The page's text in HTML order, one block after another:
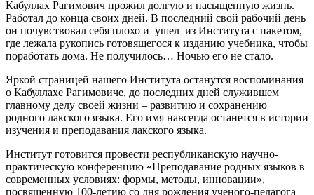
Кабуллах Рагимович прожил долгую и насыщенную жизнь.
Работал до конца своих дней. В последний свой рабочий день
он почувствовал себя плохо и ушел из Института с пакетом,
где лежала рукопись готовящегося к изданию учебника, чтобы
поработать дома. Не получилось… Ночью его не стало.
Яркой страницей нашего Института останутся воспоминания
о Кабуллахе Рагимовиче, до последних дней служившем
главному делу своей жизни – развитию и сохранению
родного лакского языка. Его имя навсегда останется в истории
изучения и преподавания лакского языка.
Институт готовится провести республиканскую научно-
практическую конференцию «Преподавание родных языков в
современных условиях: формы, методы, инновации»,
посвященную 100-летию со дня рождения ученого-педагога